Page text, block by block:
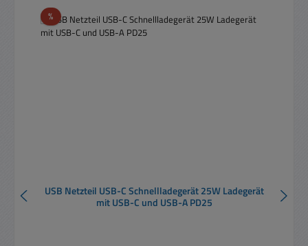
%Rabatt
USB Netzteil USB-C Schnellladegerät 25W Ladegerät
mit USB-C und USB-A PD25